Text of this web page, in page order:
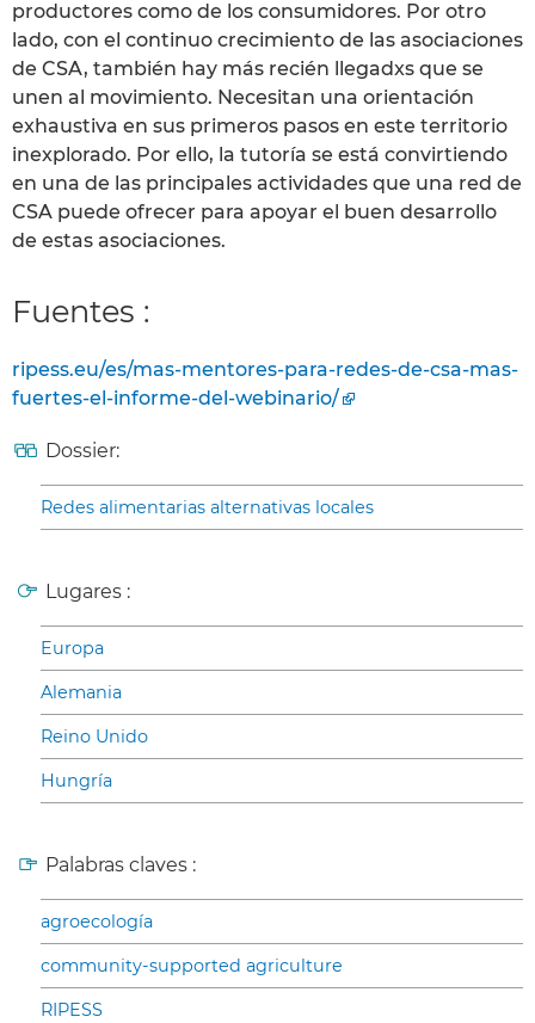
productores como de los consumidores. Por otro
lado, con el continuo crecimiento de las asociaciones
de CSA, también hay más recién llegadxs que se
unen al movimiento. Necesitan una orientación
exhaustiva en sus primeros pasos en este territorio
inexplorado. Por ello, la tutoría se está convirtiendo
en una de las principales actividades que una red de
CSA puede ofrecer para apoyar el buen desarrollo
de estas asociaciones.
Fuentes :
ripess.eu/es/mas-mentores-para-redes-de-csa-mas-
fuertes-el-informe-del-webinario/
Dossier:
Redes alimentarias alternativas locales
Lugares :
Europa
Alemania
Reino Unido
Hungría
Palabras claves :
agroecología
community-supported agriculture
RIPESS